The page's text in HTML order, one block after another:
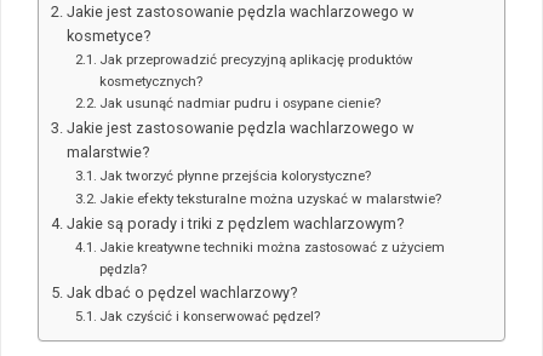
Jakie jest zastosowanie pędzla wachlarzowego w
kosmetyce?
Jak przeprowadzić precyzyjną aplikację produktów
kosmetycznych?
Jak usunąć nadmiar pudru i osypane cienie?
Jakie jest zastosowanie pędzla wachlarzowego w
malarstwie?
Jak tworzyć płynne przejścia kolorystyczne?
Jakie efekty teksturalne można uzyskać w malarstwie?
Jakie są porady i triki z pędzlem wachlarzowym?
Jakie kreatywne techniki można zastosować z użyciem
pędzla?
Jak dbać o pędzel wachlarzowy?
Jak czyścić i konserwować pędzel?